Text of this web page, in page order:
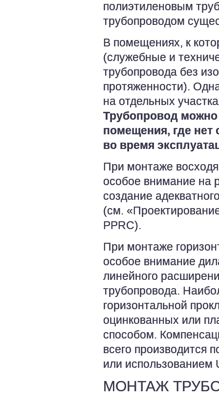
полиэтиленовым
трубопроводом
В помещениях, к
(служебные и
трубопровода без
протяженности).
на отдельных
Трубопровод можно
помещения, где нет
во время
При монтаже
особое внимание на
создание
(см.
PPRC).
При монтаже
особое внимание
линейного
трубопровода.
горизонтальной
оцинкованных или
способом.
всего производится
или использованием
МОНТАЖ